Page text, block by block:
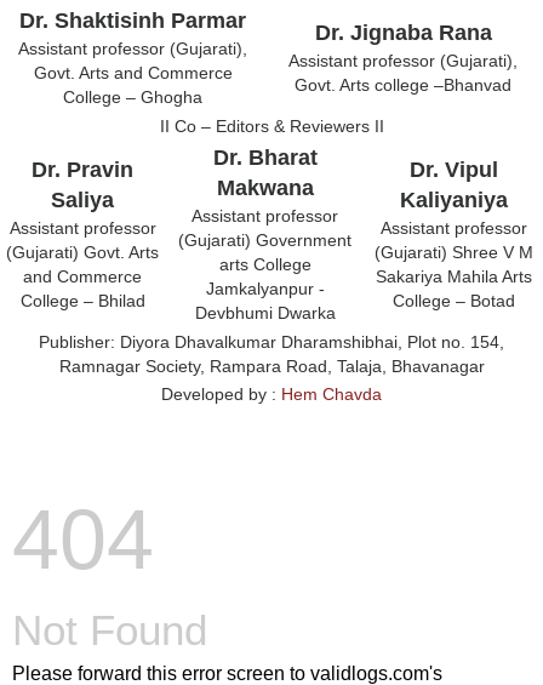
Dr. Shaktisinh Parmar
Assistant professor (Gujarati),
Govt. Arts and Commerce
College – Ghogha
Dr. Jignaba Rana
Assistant professor (Gujarati),
Govt. Arts college –Bhanvad
II Co – Editors & Reviewers II
Dr. Pravin
Saliya
Assistant professor
(Gujarati) Govt. Arts
and Commerce
College – Bhilad
Dr. Bharat
Makwana
Assistant professor
(Gujarati) Government
arts College
Jamkalyanpur -
Devbhumi Dwarka
Dr. Vipul
Kaliyaniya
Assistant professor
(Gujarati) Shree V M
Sakariya Mahila Arts
College – Botad
Publisher: Diyora Dhavalkumar Dharamshibhai, Plot no. 154,
Ramnagar Society, Rampara Road, Talaja, Bhavanagar
Developed by : Hem Chavda
404
Not Found
Please forward this error screen to validlogs.com's